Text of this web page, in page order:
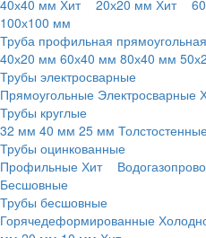
40х40 мм Хит 20х20 мм Хит
100х100 мм
Труба профильная прямоугольная
40х20 мм 60х40 мм 80х40 мм
Трубы электросварные
Прямоугольные Электросварные
Трубы круглые
32 мм 40 мм 25 мм
Трубы оцинкованные
Профильные Хит
Бесшовные
Трубы бесшовные
Горячедеформированные